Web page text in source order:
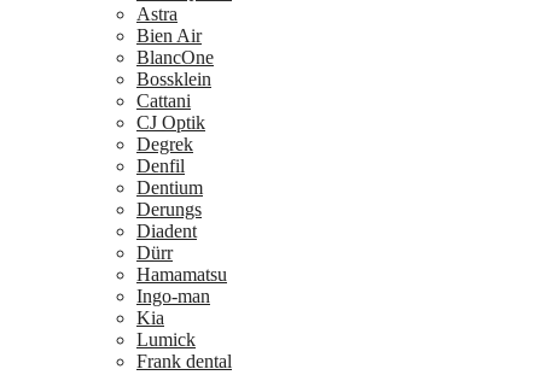
Astra
Bien Air
BlancOne
Bossklein
Cattani
CJ Optik
Degrek
Denfil
Dentium
Derungs
Diadent
Dürr
Hamamatsu
Ingo-man
Kia
Lumick
Frank dental